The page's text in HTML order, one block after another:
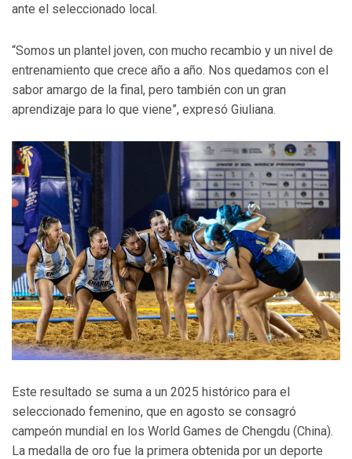
ante el seleccionado local.
“Somos un plantel joven, con mucho recambio y un nivel de
entrenamiento que crece año a año. Nos quedamos con el
sabor amargo de la final, pero también con un gran
aprendizaje para lo que viene”, expresó Giuliana.
Este resultado se suma a un 2025 histórico para el
seleccionado femenino, que en agosto se consagró
campeón mundial en los World Games de Chengdu (China).
La medalla de oro fue la primera obtenida por un deporte